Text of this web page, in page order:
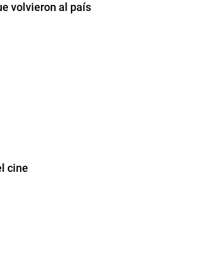
volvieron al país
cine